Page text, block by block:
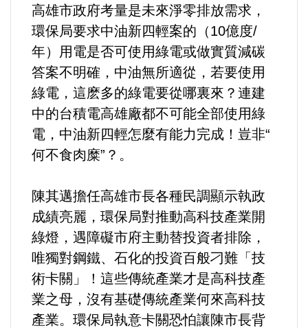
自然/地理/景觀/地球
都市發展與都市建設
財務金融/稅制改革
選舉/民調
觀光旅遊
生物科技
出版（影音/圖書/雜誌）
發明/專利
高雄市政府考量是未來淨零排放需求，
環保局要求中油新四輕案的（10億度/
年）用電是否可使用綠電或做實質減碳
答案不明確，中油無所適從，若要使用
綠電，這麽多的綠電要從哪裏來？連建
中的台積電高雄廠都不可能全部使用綠
電，中油新四輕怎麼有能力完成！豈非“
何不食肉糜”？。
陳其邁擔任高雄市長各種民調顯示執政
成績亮麗，環保局對推動高科技產業開
綠燈，遇障礙市府主動替投資者排除，
唯獨對鋼鐵、石化的投資百般刁難「技
術卡關」！這些傳統產業才是高科技產
業之母，沒有基礎傳統產業何來高科技
產業。環保局執意卡關恐怕讓陳市長背